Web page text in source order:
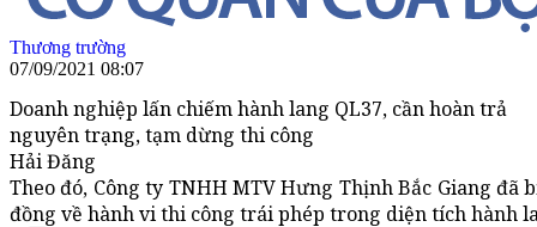
Thương trường
07/09/2021 08:07
Doanh nghiệp lấn chiếm hành lang QL37, cần hoàn trả
nguyên trạng, tạm dừng thi công
Hải Đăng
Theo đó, Công ty TNHH MTV Hưng Thịnh Bắc Giang đã
đồng về hành vi thi công trái phép trong diện tích hành